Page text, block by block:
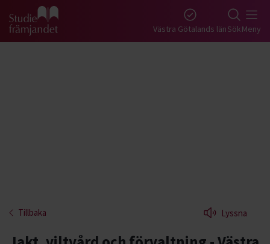
Gå till studiefrämjandets startsida Västra Götalands länSökMeny
Tillbaka Lyssna